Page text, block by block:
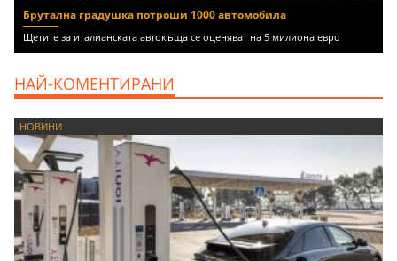
Брутална градушка потроши 1000 автомобила
Щетите за италианската автокъща се оценяват на 5 милиона евро
НАЙ-КОМЕНТИРАНИ
НОВИНИ